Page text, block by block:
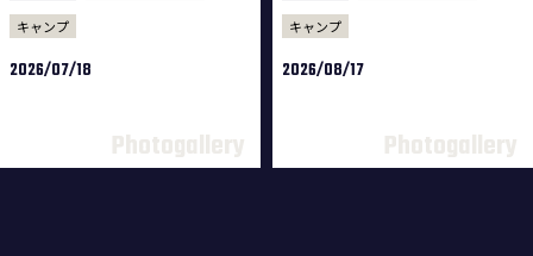
キャンプ
2026/07/18
キャンプ
2026/08/17